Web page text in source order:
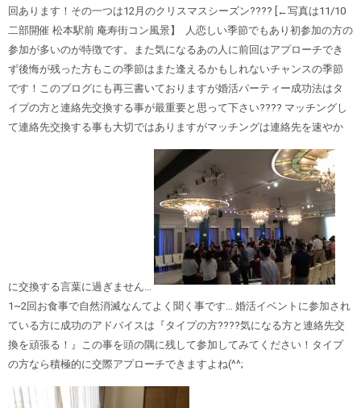
回あります ！ その一つは12月のクリスマスシーズン???? [←写真は11/10
二部開催 松本駅前 庵寿街コン風景】 人恋しい季節でもあり初参加の方の
参加が多いのが特徴です。また気になるあの人に前回はアプローチでき
ず後悔が残った方もこの季節はまた逢えるかもしれないチャンスの季節
です！このブログにも再三書いておりますが婚活パーティー成功法はタ
イプの方と連絡先交換する事が最重要と思って下さい???? マッチングし
て連絡先交換する事も大切ではありますがマッチングは連絡先を速やか
に交換する言葉に過ぎません…
1~2回お食事で自然消滅なんてよく聞く事です… 婚活イベントに参加され
ている方に成功のアドバイスは『タイプの方????気になる方と連絡先交
換を頑張る！ 』この事を頭の隅に残して参加してみてください！タイプ
の方なら積極的に交際アプローチできますよね(^^;